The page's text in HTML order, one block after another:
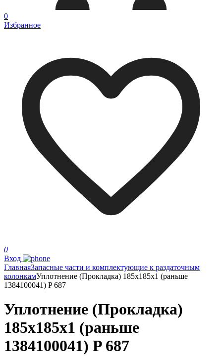
0
Избранное
0
Вход
ГлавнаяЗапасные части и комплектующие к раздаточным
колонкамУплотнение (Прокладка) 185x185x1 (раньше
1384100041) P 687
Уплотнение (Прокладка)
185x185x1 (раньше
1384100041) P 687